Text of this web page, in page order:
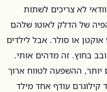
לא צריכים לשתות
של הדלק לאוטו שלהם
הם בודקים שש פעמים אם זה 95 אוקטן או סולר. אבל לילדים
בחוץ. זה מדהים אותי.
יותר, ההשפעה לטווח ארוך
קילוגרם עודף אחד מילד